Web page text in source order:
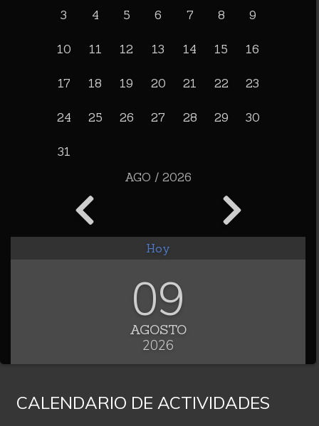
3 4 5 6 7 8 9
10 11 12 13 14 15 16
17 18 19 20 21 22 23
24 25 26 27 28 29 30
31
AGO / 2026
Hoy
09
AGOSTO
2026
CALENDARIO DE ACTIVIDADES